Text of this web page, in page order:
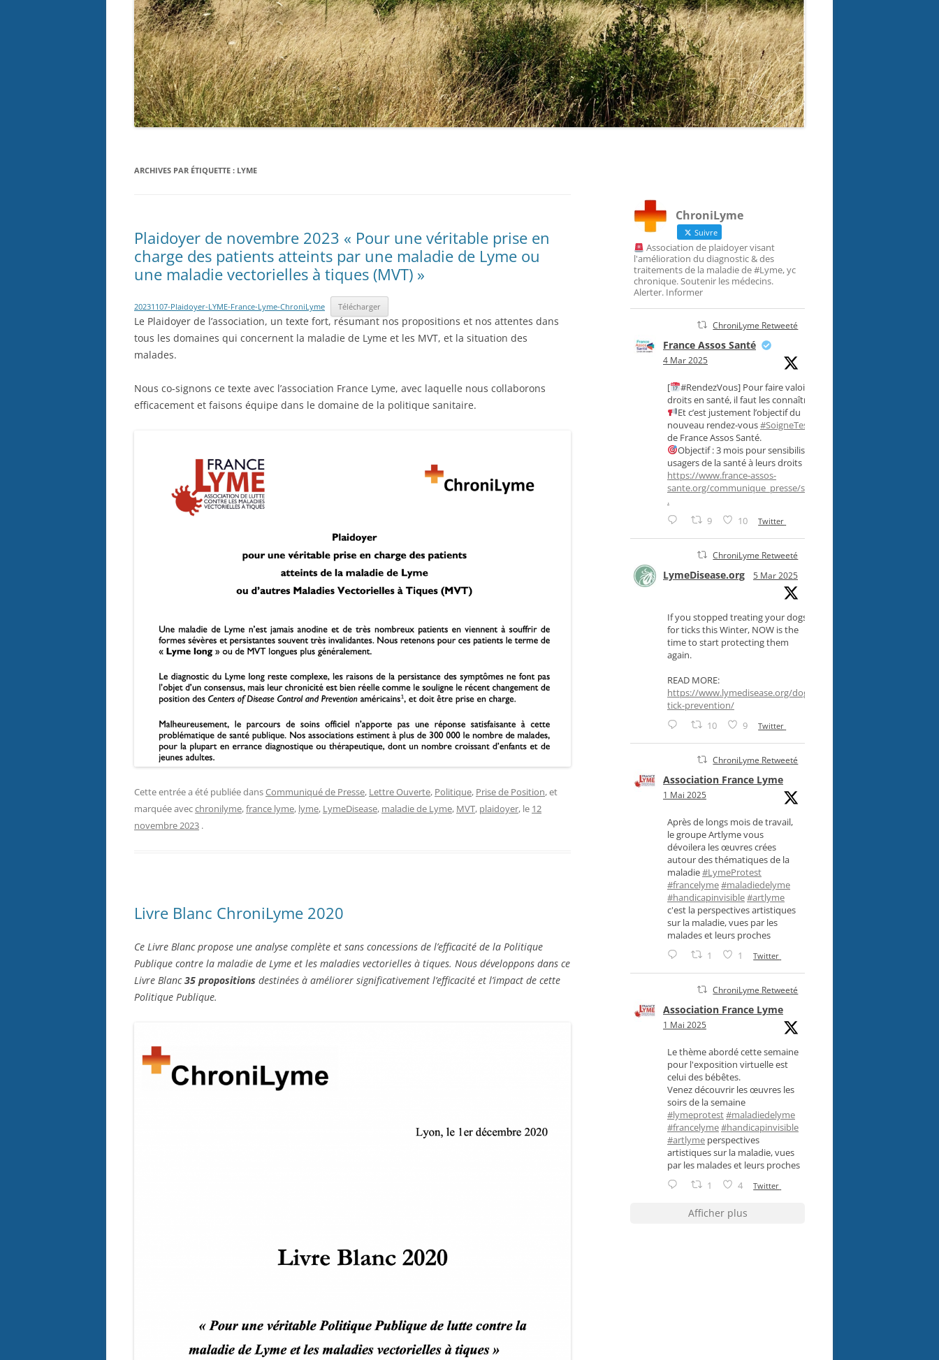
ARCHIVES PAR ÉTIQUETTE : LYME
Plaidoyer de novembre 2023 « Pour une véritable prise en
charge des patients atteints par une maladie de Lyme ou
une maladie vectorielles à tiques (MVT) »
20231107-Plaidoyer-LYME-France-Lyme-ChroniLyme Télécharger
Le Plaidoyer de l’association, un texte fort, résumant nos propositions et nos attentes dans
tous les domaines qui concernent la maladie de Lyme et les MVT, et la situation des
malades.
Nous co-signons ce texte avec l’association France Lyme, avec laquelle nous collaborons
efficacement et faisons équipe dans le domaine de la politique sanitaire.
Cette entrée a été publiée dansCommuniqué de Presse, Lettre Ouverte, Politique, Prise de Position, et
marquée avecchronilyme,france lyme, lyme, LymeDisease, maladie de Lyme, MVT, plaidoyer, le 12
novembre 2023 .
Livre Blanc ChroniLyme 2020
Ce Livre Blanc propose une analyse complète et sans concessions de l’efficacité de la Politique
Publique contre la maladie de Lyme et les maladies vectorielles à tiques. Nous développons dans ce
Livre Blanc35 propositions destinées à améliorer significativement l’efficacité et l’impact de cette
Politique Publique.
ChroniLyme
Suivre
Association de plaidoyer visant
l'amélioration du diagnostic & des
traitements de la maladie de #Lyme, yc
chronique. Soutenir les médecins.
Alerter. Informer
ChroniLyme Retweeté
France Assos Santé
4 Mar 2025
[
#RendezVous] Pour faire valoir ses
droits en santé, il faut les connaître !
Et c’est justement l’objectif du
nouveau rendez-vous#SoigneTesDroits
de France Assos Santé.
Objectif : 3 mois pour sensibiliser les
usagers de la santé à leurs droits !
https://www.france-assos-
sante.org/communique_presse/soigne-..
.
9 10 Twitter
ChroniLyme Retweeté
LymeDisease.org 5 Mar 2025
If you stopped treating your dogs
for ticks this Winter, NOW is the
time to start protecting them
again.
READ MORE:
https://www.lymedisease.org/dog-
tick-prevention/
10 9 Twitter
ChroniLyme Retweeté
Association France Lyme
1 Mai 2025
Après de longs mois de travail,
le groupe Artlyme vous
dévoilera les œuvres crées
autour des thématiques de la
maladie#LymeProtest
#francelyme#maladiedelyme
#handicapinvisible#artlyme
c'est la perspectives artistiques
sur la maladie, vues par les
malades et leurs proches
1 1 Twitter
ChroniLyme Retweeté
Association France Lyme
1 Mai 2025
Le thème abordé cette semaine
pour l'exposition virtuelle est
celui des bébêtes.
Venez découvrir les œuvres les
soirs de la semaine
#lymeprotest#maladiedelyme
#francelyme#handicapinvisible
#artlyme perspectives
artistiques sur la maladie, vues
par les malades et leurs proches
1 4 Twitter
Afficher plus